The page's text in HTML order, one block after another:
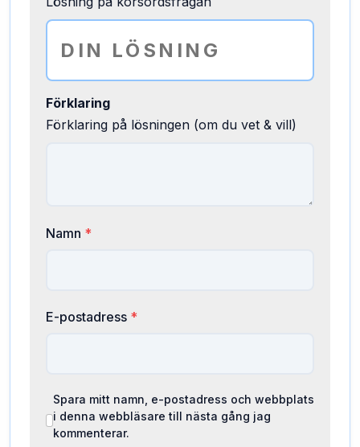
Förklaring
Förklaring på lösningen (om du vet & vill)
Namn *
E-postadress *
Spara mitt namn, e-postadress och webbplats
i denna webbläsare till nästa gång jag
kommenterar.